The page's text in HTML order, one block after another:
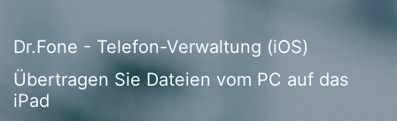
Überblick
Lösungen
Über uns
Presseraum
Alles-in-einem-Toolkit
Weitere Tools und Apps
Lösungen
Entdecken Sie weitere Dr.Fone-Lösungen
Lernen und Unterstützung
Dr.Fone - Telefon-Verwaltung (iOS)
Übertragen Sie Dateien vom PC auf das
iPad